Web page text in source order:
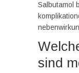
Salbutamol
sind